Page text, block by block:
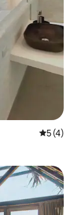
5 (4)